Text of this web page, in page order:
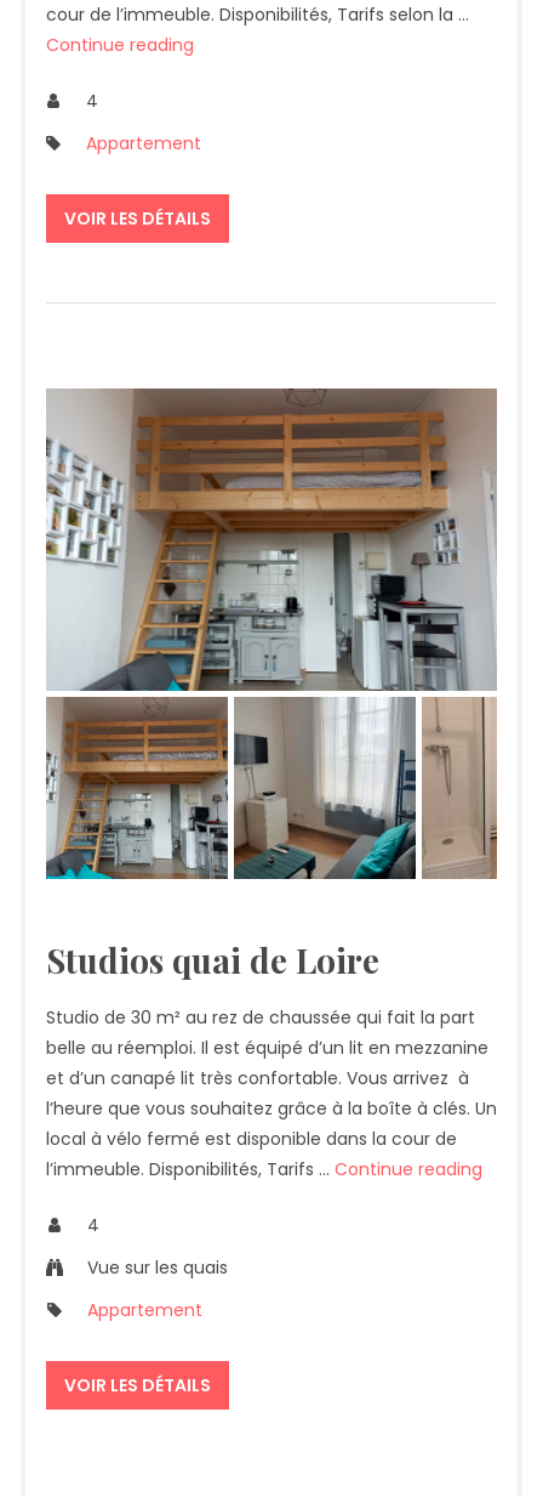
cour de l’immeuble. Disponibilités, Tarifs selon la …
Continue reading
4
Appartement
VOIR LES DÉTAILS
Studios quai de Loire
Studio de 30 m² au rez de chaussée qui fait la part
belle au réemploi. Il est équipé d’un lit en mezzanine
et d’un canapé lit très confortable. Vous arrivez à
l’heure que vous souhaitez grâce à la boîte à clés. Un
local à vélo fermé est disponible dans la cour de
l’immeuble. Disponibilités, Tarifs … Continue reading
4
Vue sur les quais
Appartement
VOIR LES DÉTAILS